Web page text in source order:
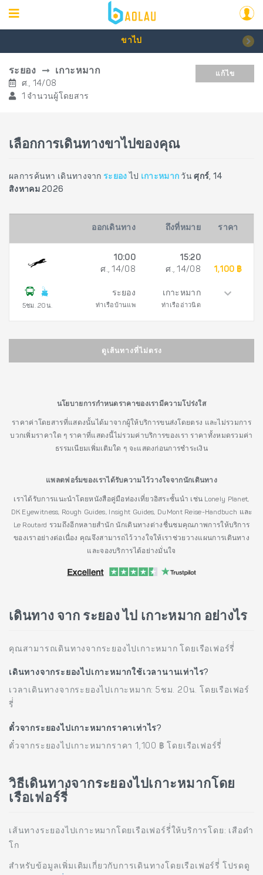
ขาไป
ระยอง เกาะหมาก
ศ., 14/08
1 จำนวนผู้โดยสาร
แก้ไข
เลือกการเดินทางขาไปของคุณ
ผลการค้นหา เดินทางจาก ระยอง ไป เกาะหมาก วันศุกร์, 14
สิงหาคม 2026
ออกเดินทาง ถึงที่หมาย ราคา
5ชม. 20น.
10:00
ศ., 14/08
ระยอง
ท่าเรือบ้านแพ
15:20
ศ., 14/08
เกาะหมาก
ท่าเรืออ่าวนิด
1,100 ฿
ดูเส้นทางที่ไม่ตรง
นโยบายการกำหนดราคาของเรามีความโปร่งใส
ราคาค่าโดยสารที่แสดงนั้นได้มาจากผู้ให้บริการขนส่งโดยตรง และไม่รวมการ
บวกเพิ่มราคาใด ๆ ราคาที่แสดงนี้ไม่รวมค่าบริการของเรา ราคาทั้งหมดรวมค่า
ธรรมเนียมเพิ่มเติมใด ๆ จะแสดงก่อนการชำระเงิน
แพลตฟอร์มของเราได้รับความไว้วางใจจากนักเดินทาง
เราได้รับการแนะนำโดยหนังสือคู่มือท่องเที่ยวอิสระชั้นนำ เช่น Lonely Planet,
DK Eyewitness, Rough Guides, Insight Guides, DuMont Reise-Handbuch และ
Le Routard รวมถึงอีกหลายสำนัก นักเดินทางต่างชื่นชมคุณภาพการให้บริการ
ของเราอย่างต่อเนื่อง คุณจึงสามารถไว้วางใจให้เราช่วยวางแผนการเดินทาง
และจองบริการได้อย่างมั่นใจ
เดินทาง จาก ระยอง ไป เกาะหมาก อย่างไร
คุณสามารถเดินทางจากระยองไปเกาะหมาก โดยเรือเฟอร์รี่่
เดินทางจากระยองไปเกาะหมากใช้เวลานานเท่าไร?
เวลาเดินทางจากระยองไปเกาะหมาก: 5ชม. 20น. โดยเรือเฟอร์
รี่่
ตั๋วจากระยองไปเกาะหมากราคาเท่าไร?
ตั๋วจากระยองไปเกาะหมากราคา 1,100 ฿ โดยเรือเฟอร์รี่่
วิธีเดินทางจากระยองไปเกาะหมากโดย
เรือเฟอร์รี่่
เส้นทางระยองไปเกาะหมากโดยเรือเฟอร์รี่่ให้บริการโดย: เสือดำ
โก
สำหรับข้อมูลเพิ่มเติมเกี่ยวกับการเดินทางโดยเรือเฟอร์รี่่ โปรดดู